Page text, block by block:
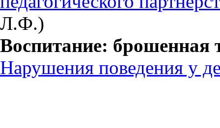
Л.Ф.)
Воспитание: брошенная
Нарушения поведения у